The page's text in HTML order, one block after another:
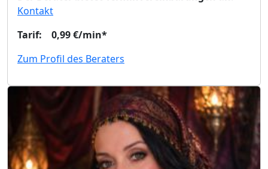
Kontakt
Tarif: 0,99 €/min*
Zum Profil des Beraters